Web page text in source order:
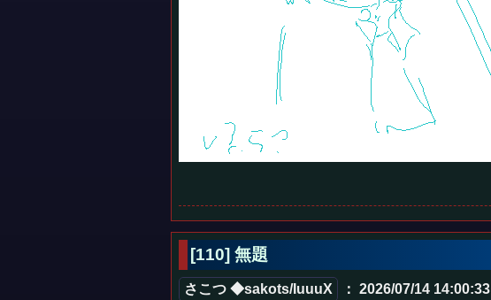
[110] 無題
さこつ ◆sakots/IuuuX ： 2026/07/14 14:00:33